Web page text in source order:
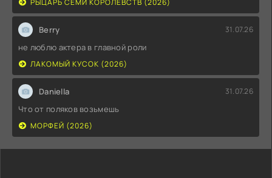
Berry 31.07.26
не люблю актера в главной роли
ЛАКОМЫЙ КУСОК (2026)
Daniella 31.07.26
Что от поляков возьмешь
МОРФЕЙ (2026)